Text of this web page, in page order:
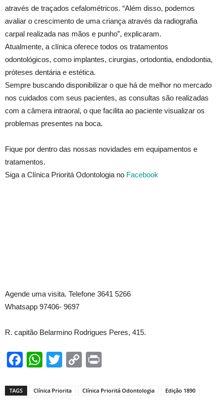
através de traçados cefalométricos. “Além disso, podemos
avaliar o crescimento de uma criança através da radiografia
carpal realizada nas mãos e punho”, explicaram.
Atualmente, a clínica oferece todos os tratamentos
odontológicos, como implantes, cirurgias, ortodontia, endodontia,
próteses dentária e estética.
Sempre buscando disponibilizar o que há de melhor no mercado
nos cuidados com seus pacientes, as consultas são realizadas
com a câmera intraoral, o que facilita ao paciente visualizar os
problemas presentes na boca.
Fique por dentro das nossas novidades em equipamentos e
tratamentos.
Siga a Clínica Prioritá Odontologia no Facebook
Agende uma visita. Telefone 3641 5266
Whatsapp 97406- 9697
R. capitão Belarmino Rodrigues Peres, 415.
Facebook
WhatsApp
TwitterCopy
TAGS Clínica Priorita Clínica Prioritá Odontologia
Edição 1890